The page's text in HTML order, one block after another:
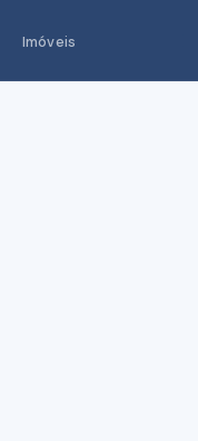
Imóveis